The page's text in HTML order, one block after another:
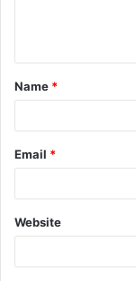
Name *
Email *
Website